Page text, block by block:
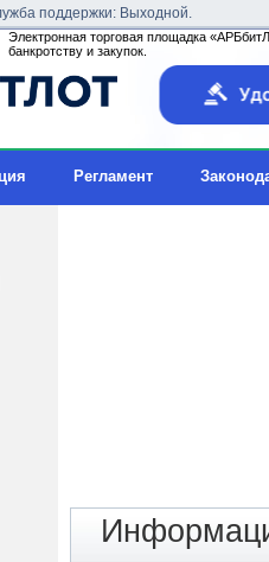
поддержки: Выходной.
Электронная торговая площадка
банкротству и закупок.
Регламент